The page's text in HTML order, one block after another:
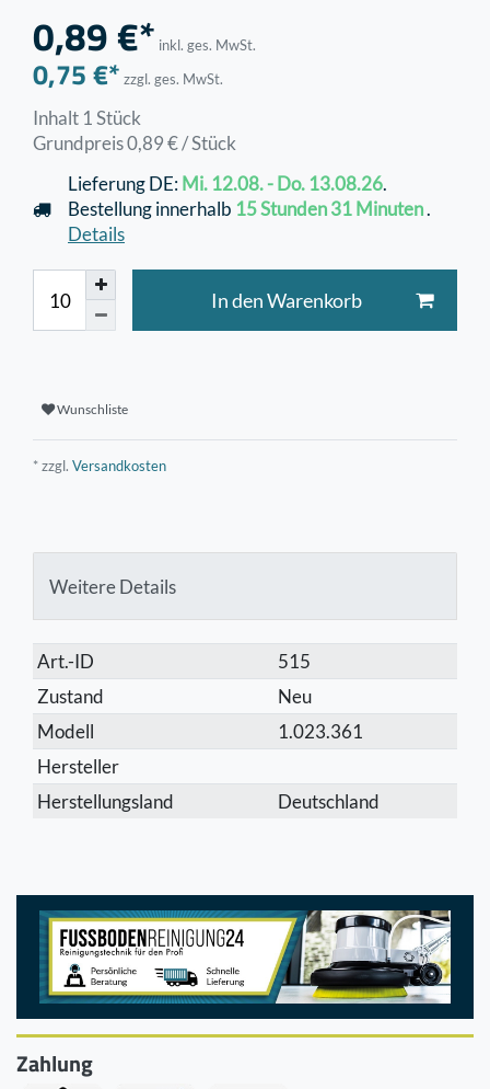
0,89 €* inkl. ges. MwSt.
0,75 €* zzgl. ges. MwSt.
Inhalt 1Stück
Grundpreis0,89 € / Stück
Lieferung DE:Mi. 12.08. - Do. 13.08.26.
Bestellung innerhalb 15 Stunden31 Minuten.
Details
In den Warenkorb
Wunschliste
* zzgl. Versandkosten
Weitere Details
Technisches
Merkmal
Wert
Art.-ID
515
Zustand
Neu
Modell
1.023.361
Hersteller
Herstellungsland
Deutschland
Zahlung